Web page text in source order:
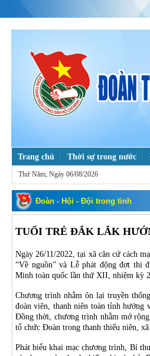
Trang chủ Thời sự trong nước
Tuổi trẻ với khoa học & công nghệ
Mỗi ngày một tin tốt, mỗi tuần một
Thứ Năm, Ngày 06/08/2026
Đoàn - Hội - Đội trong tỉnh
TUỔI TRẺ ĐẮK LẮK
Ngày 26/11/2022, tại xã căn cứ cách
“Về nguồn” và Lễ phát động đợt thi
Minh toàn quốc lần thứ XII, nhiệm kỳ
Chương trình nhằm ôn lại truyền
đoàn viên, thanh niên toàn tỉnh hướng
Đồng thời, chương trình nhằm mở
tổ chức Đoàn trong thanh thiếu niên,
Phát biểu khai mạc chương trình, Bí